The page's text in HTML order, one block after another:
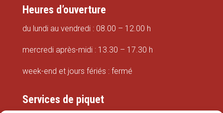
Heures d’ouverture
du lundi au vendredi : 08.00 – 12.00 h
mercredi après-midi : 13.30 – 17.30 h
week-end et jours fériés : fermé
Services de piquet